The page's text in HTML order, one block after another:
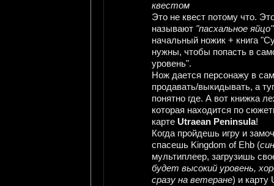
квестом
Это не квест потому что.
называют "пасхальное
начальный ножик + книга
нужны, чтобы попасть в
уровень".
Нож дается персонажу в
продавать/выкидывать, а
понятно где. А вот книжка
которая находится по
карте Utraean Peninsula!
Когда пройдешь игру и
спасешь Kingdom of Ehb (
мультиплеер, загрузишь
будет высокий уровень,
сразу на ветеране) и карту